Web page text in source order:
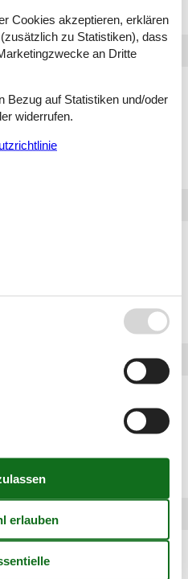
Sehenswürdigkeiten - 10
Privat Ferienhaus
Bretagne
Cookies akzeptieren, erklären
zu Statistiken), dass
an Dritte
Bezug auf Statistiken und/oder
widerrufen.